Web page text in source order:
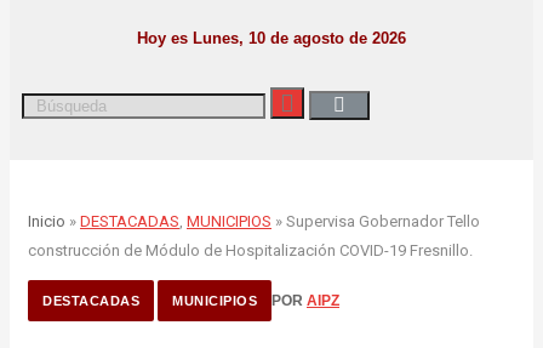
Hoy es Lunes, 10 de agosto de 2026
Inicio » DESTACADAS, MUNICIPIOS » Supervisa Gobernador Tello
construcción de Módulo de Hospitalización COVID-19 Fresnillo.
DESTACADAS MUNICIPIOS POR AIPZ